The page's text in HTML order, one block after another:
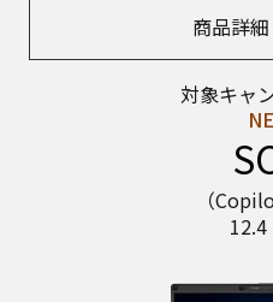
商品詳
対象キャ
（